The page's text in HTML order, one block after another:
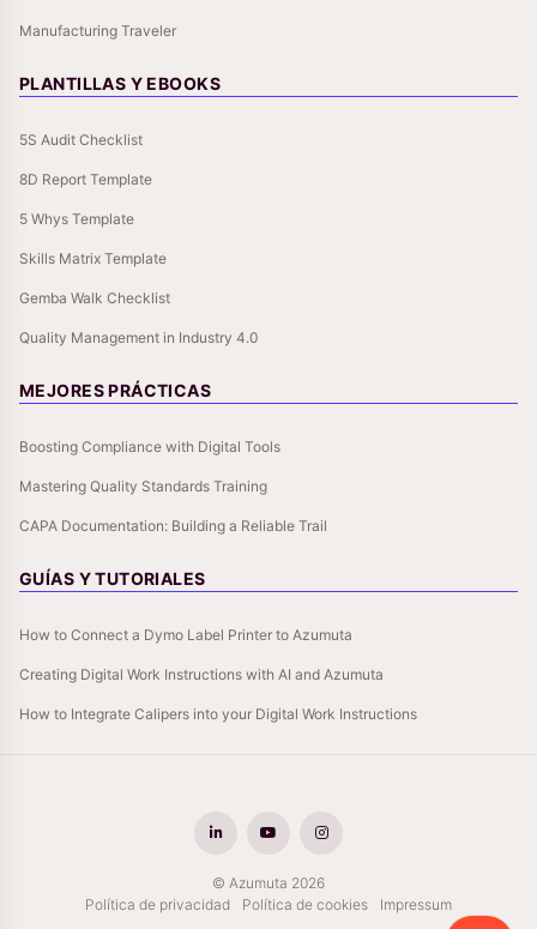
Manufacturing Traveler
PLANTILLAS Y EBOOKS
5S Audit Checklist
8D Report Template
5 Whys Template
Skills Matrix Template
Gemba Walk Checklist
Quality Management in Industry 4.0
MEJORES PRÁCTICAS
Boosting Compliance with Digital Tools
Mastering Quality Standards Training
CAPA Documentation: Building a Reliable Trail
GUÍAS Y TUTORIALES
How to Connect a Dymo Label Printer to Azumuta
Creating Digital Work Instructions with AI and Azumuta
How to Integrate Calipers into your Digital Work Instructions
© Azumuta 2026
Política de privacidad
Política de cookies Impressum